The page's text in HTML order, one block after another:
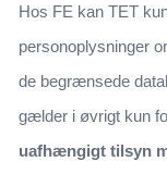
Hos FE kan TET
personoplysninger
de begrænsede
gælder i øvrigt kun
uafhængigt tilsyn